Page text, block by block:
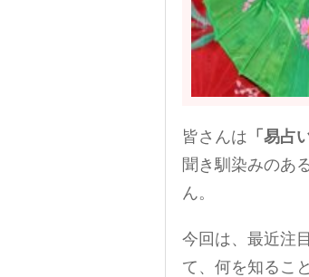
皆さんは 「易占
聞き馴染みのあ
ん。
今回は、最近注
て、何を知るこ